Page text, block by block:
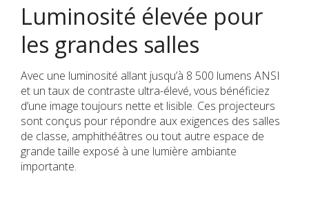
Luminosité élevée pour
les grandes salles
Avec une luminosité allant jusqu’à 8 500 lumens ANSI
et un taux de contraste ultra-élevé, vous bénéficiez
d’une image toujours nette et lisible. Ces projecteurs
sont conçus pour répondre aux exigences des salles
de classe, amphithéâtres ou tout autre espace de
grande taille exposé à une lumière ambiante
importante.